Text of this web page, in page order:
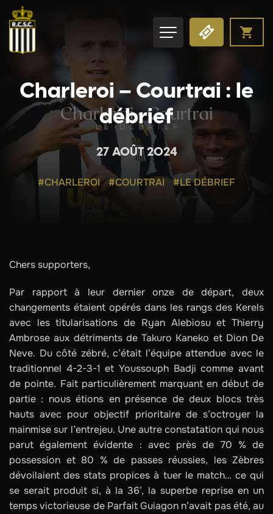
Charleroi – Courtrai : le
débrief
27 AOÛT 2024
#CHARLEROI #COURTRAI #LE DÉBRIEF
Chers supporters,
Par rapport à leur dernier onze de départ, deux
changements étaient opérés dans les rangs des Kerels
avec les titularisations de Ryan Alebiosu et Thierry
Ambrose aux détriments de Takuro Kaneko et Dion De
Neve. Du côté zébré, c’était l’équipe attendue avec le
traditionnel 4-2-3-1 et Youssouph Badji comme avant
de pointe. Fait particulièrement marquant en début de
partie : nous étions en présence de deux blocs très
hauts avec pour objectif prioritaire de s’octroyer la
mainmise sur l’entrejeu. Une autre constatation qui nous
parut également évidente : avec près de 70 % de
possession et 80 % de passes réussies, les Zèbres
dévoilaient des stats propices à tuer le match… ce qui
se serait produit si, à la 36’, la superbe reprise en un
temps victorieuse de Parfait Guiagon n’avait pas été, au